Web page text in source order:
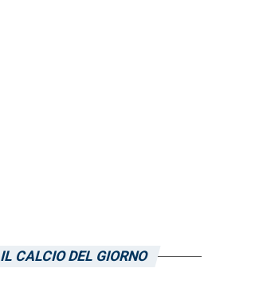
IL CALCIO DEL GIORNO